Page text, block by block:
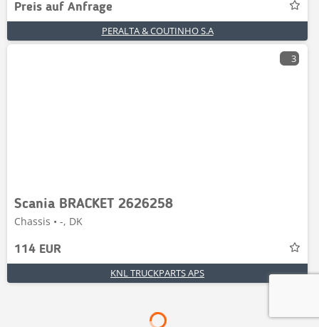
Preis auf Anfrage
PERALTA & COUTINHO S.A
3
Scania BRACKET 2626258
Chassis • -, DK
114 EUR
KNL TRUCKPARTS APS